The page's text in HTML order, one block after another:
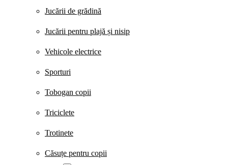
Jucării de grădină
Jucării pentru plajă și nisip
Vehicole electrice
Sporturi
Tobogan copii
Triciclete
Trotinete
Căsuțe pentru copii